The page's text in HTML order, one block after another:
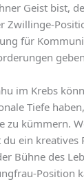
Geist bist,
Zwillinge-
für
im Krebs
Tiefe
zu kümmern.
ein kreatives
Bühne des
Position